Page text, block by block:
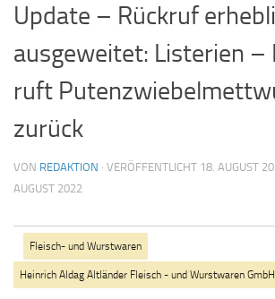
Update – Rückruf
ausgeweitet: Listerien –
ruft
zurück
VON REDAKTION · VERÖFFENTLICHT 18. AUGUST
AUGUST 2022
Fleisch- und Wurstwaren
Heinrich Aldag Altländer Fleisch - und Wurstwaren GmbH